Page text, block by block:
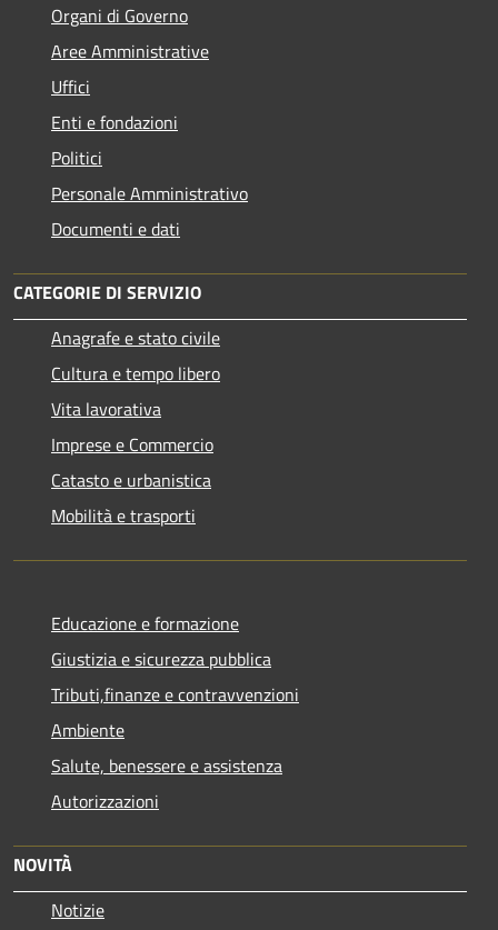
Organi di Governo
Aree Amministrative
Uffici
Enti e fondazioni
Politici
Personale Amministrativo
Documenti e dati
CATEGORIE DI SERVIZIO
Anagrafe e stato civile
Cultura e tempo libero
Vita lavorativa
Imprese e Commercio
Catasto e urbanistica
Mobilità e trasporti
Educazione e formazione
Giustizia e sicurezza pubblica
Tributi,finanze e contravvenzioni
Ambiente
Salute, benessere e assistenza
Autorizzazioni
NOVITÀ
Notizie